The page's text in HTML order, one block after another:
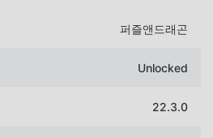
퍼즐앤드래곤
Unlocked
22.3.0